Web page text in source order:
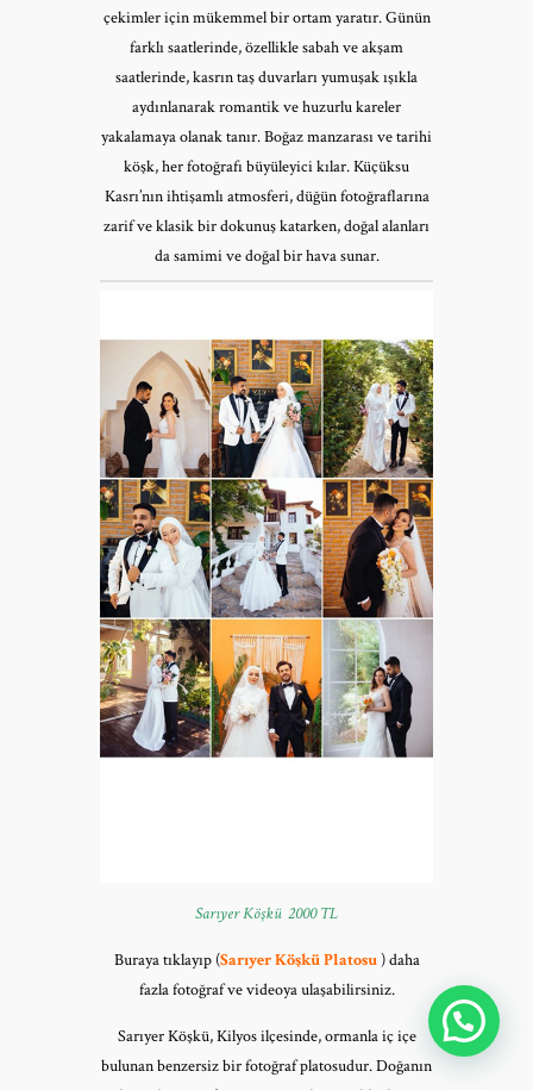
çekimler için mükemmel bir ortam yaratır. Günün
farklı saatlerinde, özellikle sabah ve akşam
saatlerinde, kasrın taş duvarları yumuşak ışıkla
aydınlanarak romantik ve huzurlu kareler
yakalamaya olanak tanır. Boğaz manzarası ve tarihi
köşk, her fotoğrafı büyüleyici kılar. Küçüksu
Kasrı’nın ihtişamlı atmosferi, düğün fotoğraflarına
zarif ve klasik bir dokunuş katarken, doğal alanları
da samimi ve doğal bir hava sunar.
Sarıyer Köşkü 2000 TL
Buraya tıklayıp (Sarıyer Köşkü Platosu) daha
fazla fotoğraf ve videoya ulaşabilirsiniz.
Sarıyer Köşkü, Kilyos ilçesinde, ormanla iç içe
bulunan benzersiz bir fotoğraf platosudur. Doğanın